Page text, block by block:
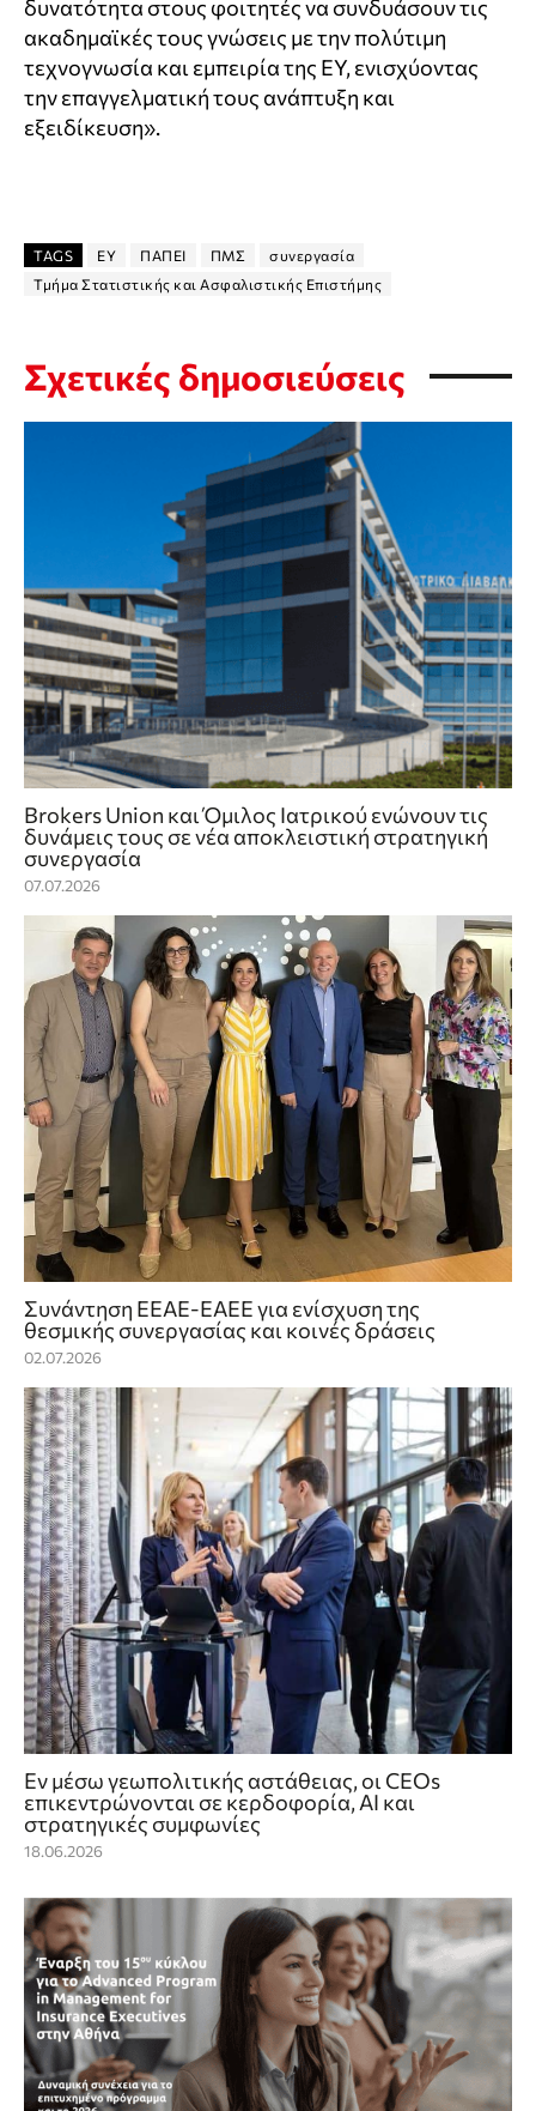
δυνατότητα στους φοιτητές να συνδυάσουν τις
ακαδημαϊκές τους γνώσεις με την πολύτιμη
τεχνογνωσία και εμπειρία της ΕΥ, ενισχύοντας
την επαγγελματική τους ανάπτυξη και
εξειδίκευση».
TAGS EY ΠΑΠΕΙ ΠΜΣ
συνεργασία
Τμήμα Στατιστικής και Ασφαλιστικής Επιστήμης
Σχετικές δημοσιεύσεις
Brokers Union και Όμιλος Ιατρικού ενώνουν τις
δυνάμεις τους σε νέα αποκλειστική στρατηγική
συνεργασία
07.07.2026
Συνάντηση ΕΕΑΕ-ΕΑΕΕ για ενίσχυση της
θεσμικής συνεργασίας και κοινές δράσεις
02.07.2026
Eν μέσω γεωπολιτικής αστάθειας, οι CEOs
επικεντρώνονται σε κερδοφορία, AI και
στρατηγικές συμφωνίες
18.06.2026